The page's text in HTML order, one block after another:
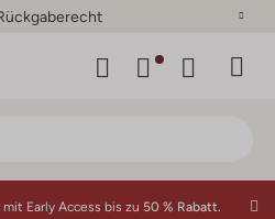
Early Access bis zu 50 % Rabatt.